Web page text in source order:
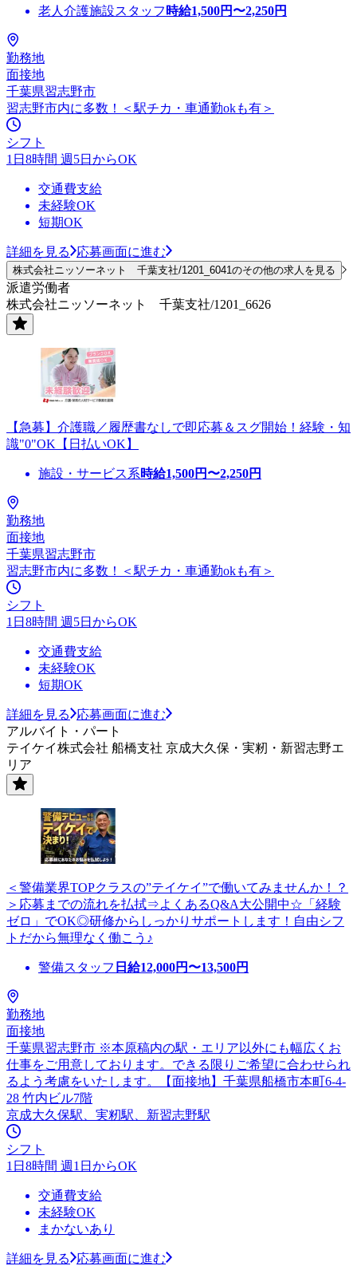
老人介護施設スタッフ 時給1,500円〜2,250円
勤務地
面接地
千葉県習志野市
習志野市内に多数！＜駅チカ・車通勤okも有＞
シフト
1日8時間 週5日からOK
交通費支給
未経験OK
短期OK
詳細を見る 応募画面に進む
株式会社ニッソーネット 千葉支社/1201_6041のその他の求人を見る
派遣労働者
株式会社ニッソーネット 千葉支社/1201_6626
【急募】介護職／履歴書なしで即応募＆スグ開始！経験・知
識"0"OK【日払いOK】
施設・サービス系時給1,500円〜2,250円
勤務地
面接地
千葉県習志野市
習志野市内に多数！＜駅チカ・車通勤okも有＞
シフト
1日8時間 週5日からOK
交通費支給
未経験OK
短期OK
詳細を見る
応募画面に進む
アルバイト・パート
テイケイ株式会社 船橋支社 京成大久保・実籾・新習志野エ
リア
＜警備業界TOPクラスの”テイケイ”で働いてみませんか！？
＞応募までの流れを払拭⇒よくあるQ&A大公開中☆「経験
ゼロ」でOK◎研修からしっかりサポートします！自由シフ
トだから無理なく働こう♪
警備スタッフ 日給12,000円〜13,500円
勤務地
面接地
千葉県習志野市 ※本原稿内の駅・エリア以外にも幅広くお
仕事をご用意しております。できる限りご希望に合わせられ
るよう考慮をいたします。【面接地】千葉県船橋市本町6-4-
28 竹内ビル7階
京成大久保駅、実籾駅、新習志野駅
シフト
1日8時間 週1日からOK
交通費支給
未経験OK
まかないあり
詳細を見る 応募画面に進む